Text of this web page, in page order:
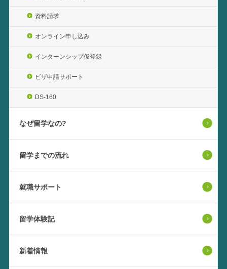
資料請求
オンライン申し込み
インターンシップ仮登録
ビザ申請サポート
DS-160
なぜ留学なの?
留学までの流れ
就職サポート
留学体験記
新着情報